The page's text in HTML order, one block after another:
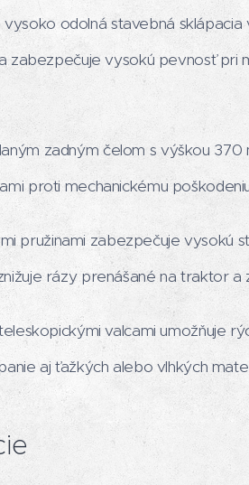
odolná stavebná
zabezpečuje vysokú pevnosť pri
zadným čelom s výškou
proti mechanickému
pružinami zabezpečuje vysokú
rázy prenášané na traktor a
valcami umožňuje
aj ťažkých alebo vlhkých